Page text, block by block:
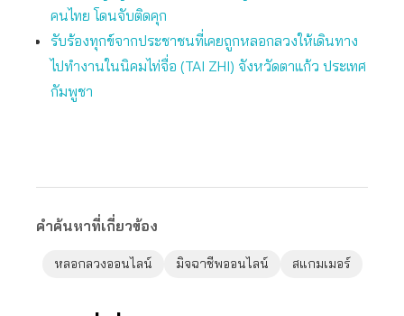
คนไทย โดนจับติดคุก
รับร้องทุกข์จากประชาชนที่เคยถูกหลอกลวงให้เดินทาง
ไปทำงานในนิคมไท่จื่อ (TAI ZHI) จังหวัดตาแก้ว ประเทศ
กัมพูชา
คำค้นหาที่เกี่ยวข้อง
หลอกลวงออนไลน์ มิจฉาชีพออนไลน์ สแกมเมอร์